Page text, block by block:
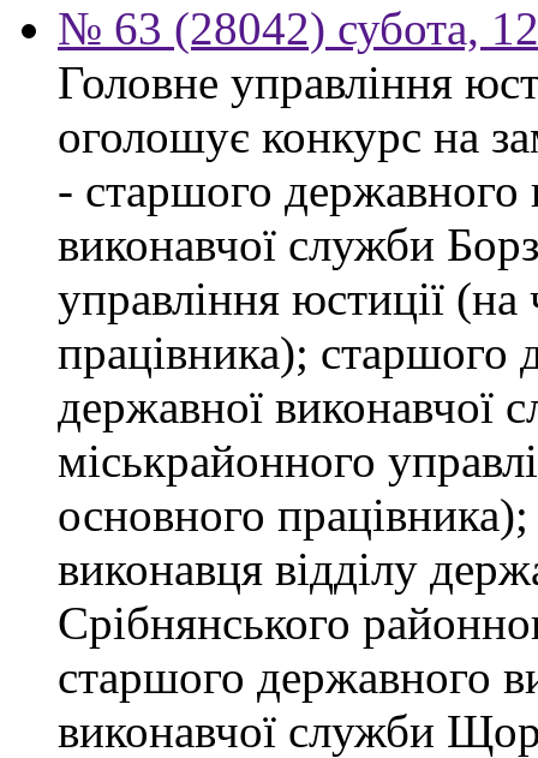
№ 63 (28042) субота,
Головне управління
оголошує конкурс на
- старшого державного
виконавчої служби
управління юстиції (на
працівника); старшого
державної виконавчої
міськрайонного
основного
виконавця відділу
Срібнянського
старшого державного
виконавчої служби